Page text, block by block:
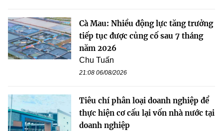
Cà Mau: Nhiều động lực tăng trưởng
tiếp tục được củng cố sau 7 tháng
năm 2026
Chu Tuấn
21:08 06/08/2026
Tiêu chí phân loại doanh nghiệp để
thực hiện cơ cấu lại vốn nhà nước tại
doanh nghiệp